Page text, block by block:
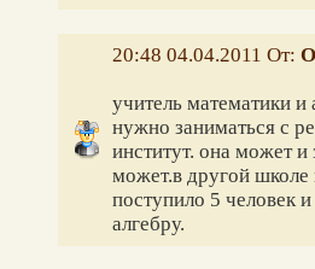
20:48 04.04.2011 От:
учитель математики
нужно заниматься с
институт. она может и
может.в другой школе
поступило 5 человек
алгебру.